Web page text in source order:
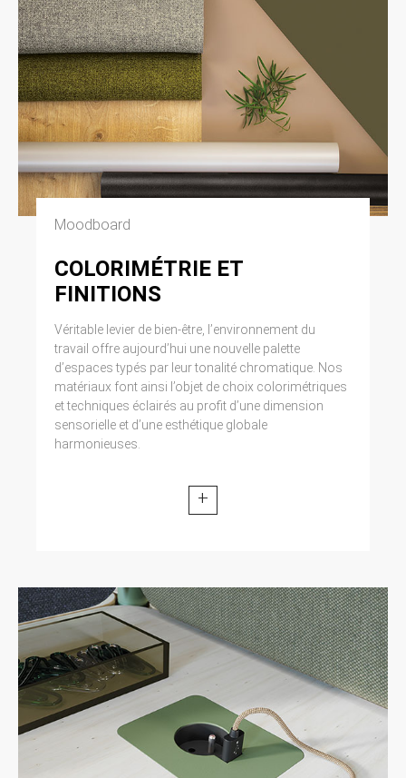
Moodboard
COLORIMÉTRIE ET
FINITIONS
Véritable levier de bien-être, l’environnement du
travail offre aujourd’hui une nouvelle palette
d’espaces typés par leur tonalité chromatique. Nos
matériaux font ainsi l’objet de choix colorimétriques
et techniques éclairés au profit d’une dimension
sensorielle et d’une esthétique globale
harmonieuses.
+